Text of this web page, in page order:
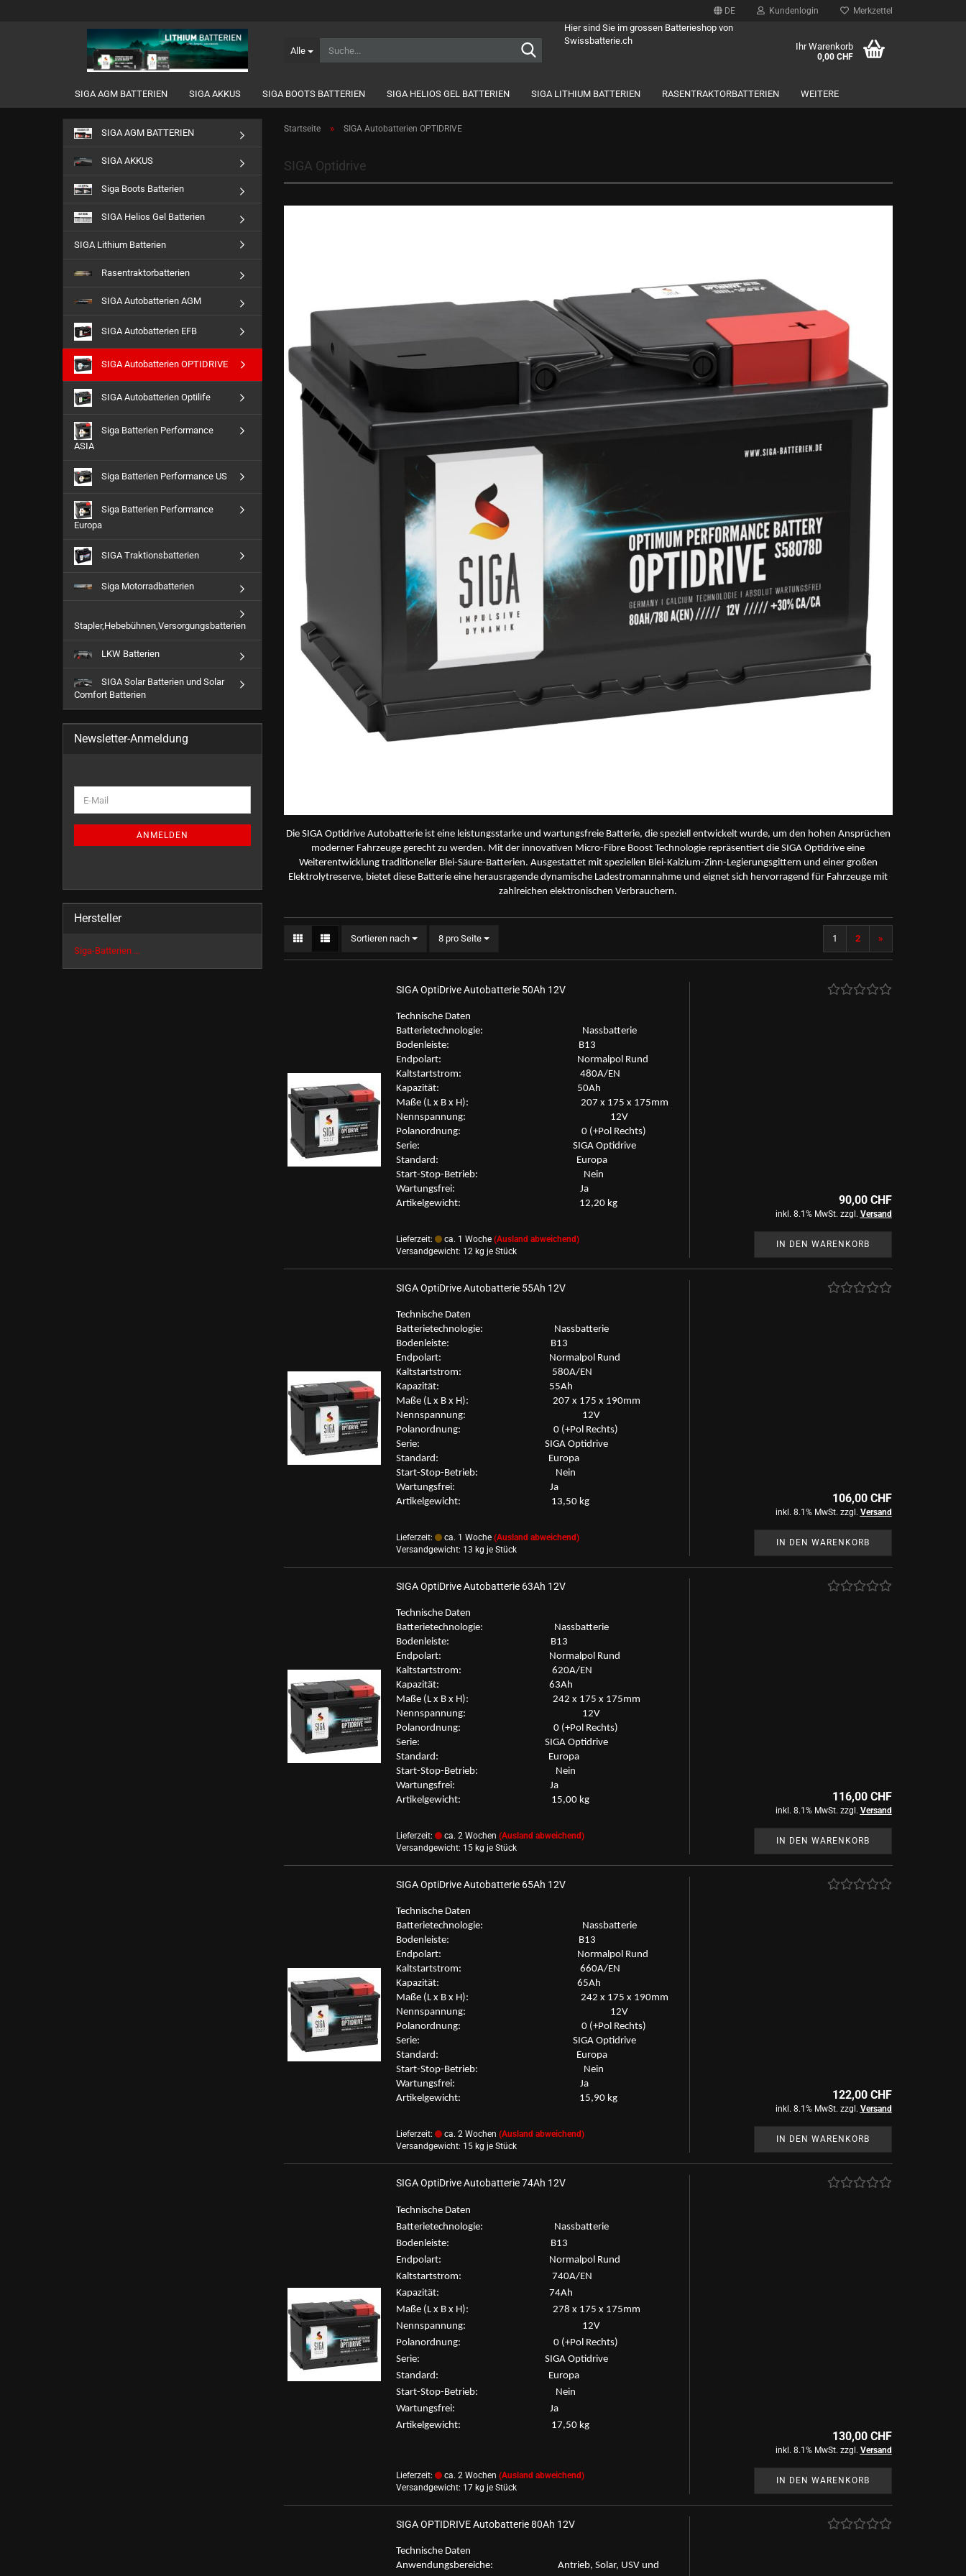
DE Kundenlogin Merkzettel
Alle
Suche...
Hier sind Sie im grossen Batterieshop von
Swissbatterie.ch
Ihr Warenkorb
0,00 CHF
SIGA AGM BATTERIEN SIGA AKKUS SIGA BOOTS BATTERIEN SIGA HELIOS GEL BATTERIEN SIGA LITHIUM BATTERIEN RASENTRAKTORBATTERIEN WEITERE
Startseite » SIGA Autobatterien OPTIDRIVE
SIGA Optidrive
Die SIGA Optidrive Autobatterie ist eine leistungsstarke und wartungsfreie Batterie, die speziell entwickelt wurde, um den hohen Ansprüchen
moderner Fahrzeuge gerecht zu werden. Mit der innovativen Micro-Fibre Boost Technologie repräsentiert die SIGA Optidrive eine
Weiterentwicklung traditioneller Blei-Säure-Batterien. Ausgestattet mit speziellen Blei-Kalzium-Zinn-Legierungsgittern und einer großen
Elektrolytreserve, bietet diese Batterie eine herausragende dynamische Ladestromannahme und eignet sich hervorragend für Fahrzeuge mit
zahlreichen elektronischen Verbrauchern.
Sortieren nach
Sortieren nach 8 pro Seite
pro Seite 1 2 »
SIGA Op­tiD­ri­ve Au­to­bat­te­rie 50Ah 12V
Tech­ni­sche Daten
Bat­te­rie­tech­no­lo­gie: Nass­bat­te­rie
Bo­den­leis­te: B13
End­po­lart: Nor­mal­pol Rund
Kalt­start­strom: 480A/EN
Ka­pa­zi­tät: 50Ah
Maße (L x B x H): 207 x 175 x 175mm
Nenn­span­nung: 12V
Po­l­an­ord­nung: 0 (+Pol Rechts)
Serie: SIGA Op­tid­ri­ve
Stan­dard: Eu­ro­pa
Start-​Stop-Betrieb: Nein
War­tungs­frei: Ja
Ar­ti­kel­ge­wicht: 12,20 kg
Lieferzeit: ca. 1 Woche (Ausland abweichend)
Versandgewicht: 12 kg je Stück
90,00 CHF
inkl. 8.1% MwSt. zzgl. Versand
IN DEN WARENKORB
SIGA Op­tiD­ri­ve Au­to­bat­te­rie 55Ah 12V
Tech­ni­sche Daten
Bat­te­rie­tech­no­lo­gie: Nass­bat­te­rie
Bo­den­leis­te: B13
End­po­lart: Nor­mal­pol Rund
Kalt­start­strom: 580A/EN
Ka­pa­zi­tät: 55Ah
Maße (L x B x H): 207 x 175 x 190mm
Nenn­span­nung: 12V
Po­l­an­ord­nung: 0 (+Pol Rechts)
Serie: SIGA Op­tid­ri­ve
Stan­dard: Eu­ro­pa
Start-​Stop-Betrieb: Nein
War­tungs­frei: Ja
Ar­ti­kel­ge­wicht: 13,50 kg
Lieferzeit: ca. 1 Woche (Ausland abweichend)
Versandgewicht: 13 kg je Stück
106,00 CHF
inkl. 8.1% MwSt. zzgl. Versand
IN DEN WARENKORB
SIGA Op­tiD­ri­ve Au­to­bat­te­rie 63Ah 12V
Tech­ni­sche Daten
Bat­te­rie­tech­no­lo­gie: Nass­bat­te­rie
Bo­den­leis­te: B13
End­po­lart: Nor­mal­pol Rund
Kalt­start­strom: 620A/EN
Ka­pa­zi­tät: 63Ah
Maße (L x B x H): 242 x 175 x 175mm
Nenn­span­nung: 12V
Po­l­an­ord­nung: 0 (+Pol Rechts)
Serie: SIGA Op­tid­ri­ve
Stan­dard: Eu­ro­pa
Start-​Stop-Betrieb: Nein
War­tungs­frei: Ja
Ar­ti­kel­ge­wicht: 15,00 kg
Lieferzeit: ca. 2 Wochen (Ausland abweichend)
Versandgewicht: 15kg je Stück
116,00 CHF
inkl. 8.1% MwSt. zzgl. Versand
IN DEN WARENKORB
SIGA Op­tiD­ri­ve Au­to­bat­te­rie 65Ah 12V
Tech­ni­sche Daten
Bat­te­rie­tech­no­lo­gie: Nass­bat­te­rie
Bo­den­leis­te: B13
End­po­lart: Nor­mal­pol Rund
Kalt­start­strom: 660A/EN
Ka­pa­zi­tät: 65Ah
Maße (L x B x H): 242 x 175 x 190mm
Nenn­span­nung: 12V
Po­l­an­ord­nung: 0 (+Pol Rechts)
Serie: SIGA Op­tid­ri­ve
Stan­dard: Eu­ro­pa
Start-​Stop-Betrieb: Nein
War­tungs­frei: Ja
Ar­ti­kel­ge­wicht: 15,90 kg
Lieferzeit: ca. 2 Wochen (Ausland abweichend)
Versandgewicht: 15kg je Stück
122,00 CHF
inkl. 8.1% MwSt. zzgl. Versand
IN DEN WARENKORB
SIGA Op­tiD­ri­ve Au­to­bat­te­rie 74Ah 12V
Tech­ni­sche Daten
Bat­te­rie­tech­no­lo­gie: Nass­bat­te­rie
Bo­den­leis­te: B13
End­po­lart: Nor­mal­pol Rund
Kalt­start­strom: 740A/EN
Ka­pa­zi­tät: 74Ah
Maße (L x B x H): 278 x 175 x 175mm
Nenn­span­nung: 12V
Po­l­an­ord­nung: 0 (+Pol Rechts)
Serie: SIGA Op­tid­ri­ve
Stan­dard: Eu­ro­pa
Start-​Stop-Betrieb: Nein
War­tungs­frei: Ja
Ar­ti­kel­ge­wicht: 17,50 kg
Lieferzeit: ca. 2 Wochen (Ausland abweichend)
Versandgewicht: 17kg je Stück
130,00 CHF
inkl. 8.1% MwSt. zzgl. Versand
IN DEN WARENKORB
SIGA OP­TID­RI­VE Au­to­bat­te­rie 80Ah 12V
Tech­ni­sche Daten
An­wen­dungs­be­rei­che: An­trieb, Solar, USV und
SIGA AGM BATTERIEN
SIGA AKKUS
Siga Boots Batterien
SIGA Helios Gel Batterien
SIGA Lithium Batterien
Rasentraktorbatterien
SIGA Autobatterien AGM
SIGA Autobatterien EFB
SIGA Autobatterien OPTIDRIVE
SIGA Autobatterien Optilife
Siga Batterien Performance
ASIA
Siga Batterien Performance US
Siga Batterien Performance
Europa
SIGA Traktionsbatterien
Siga Motorradbatterien
Stapler,Hebebühnen,Versorgungsbatterien
LKW Batterien
SIGA Solar Batterien und Solar
Comfort Batterien
Newsletter-Anmeldung
ZUR
E-
Mail
ANMELDEN
Hersteller
Siga-Batterien ...